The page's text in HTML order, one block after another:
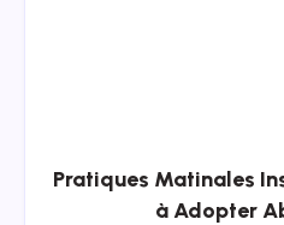
Pratiques Matinales
à Adopter